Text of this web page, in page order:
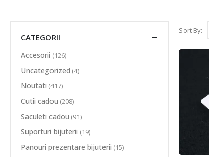
Sort By:
CATEGORII
Accesorii (126)
Uncategorized (4)
Noutati (417)
Cutii cadou (208)
Saculeti cadou (91)
Suporturi bijuterii (19)
Panouri prezentare bijuterii (15)